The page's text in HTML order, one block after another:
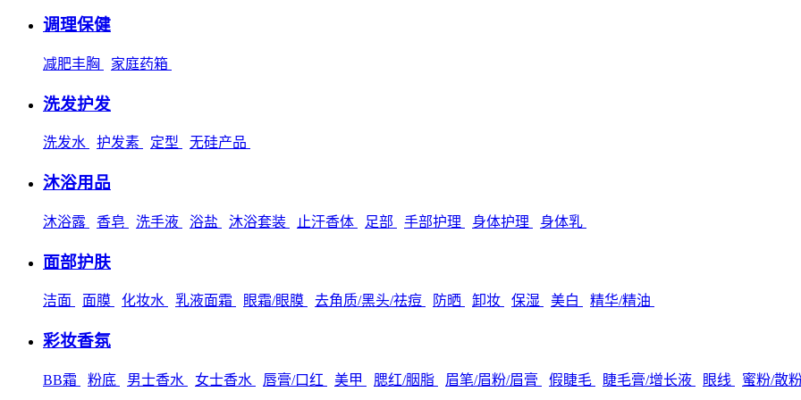
调理保健
减肥丰胸 家庭药箱
洗发护发
洗发水 护发素 定型 无硅产品
沐浴用品
沐浴露 香皂 洗手液 浴盐 沐浴套装 止汗香体 足部 手部护理 身体护理 身体乳
面部护肤
洁面 面膜 化妆水 乳液面霜 眼霜/眼膜 去角质/黑头/祛痘 防晒 卸妆 保湿 美白 精华/精油
彩妆香氛
BB霜 粉底 男士香水 女士香水 唇膏/口红 美甲 腮红/胭脂 眉笔/眉粉/眉膏 假睫毛 睫毛膏/增长液 眼线 蜜粉/散